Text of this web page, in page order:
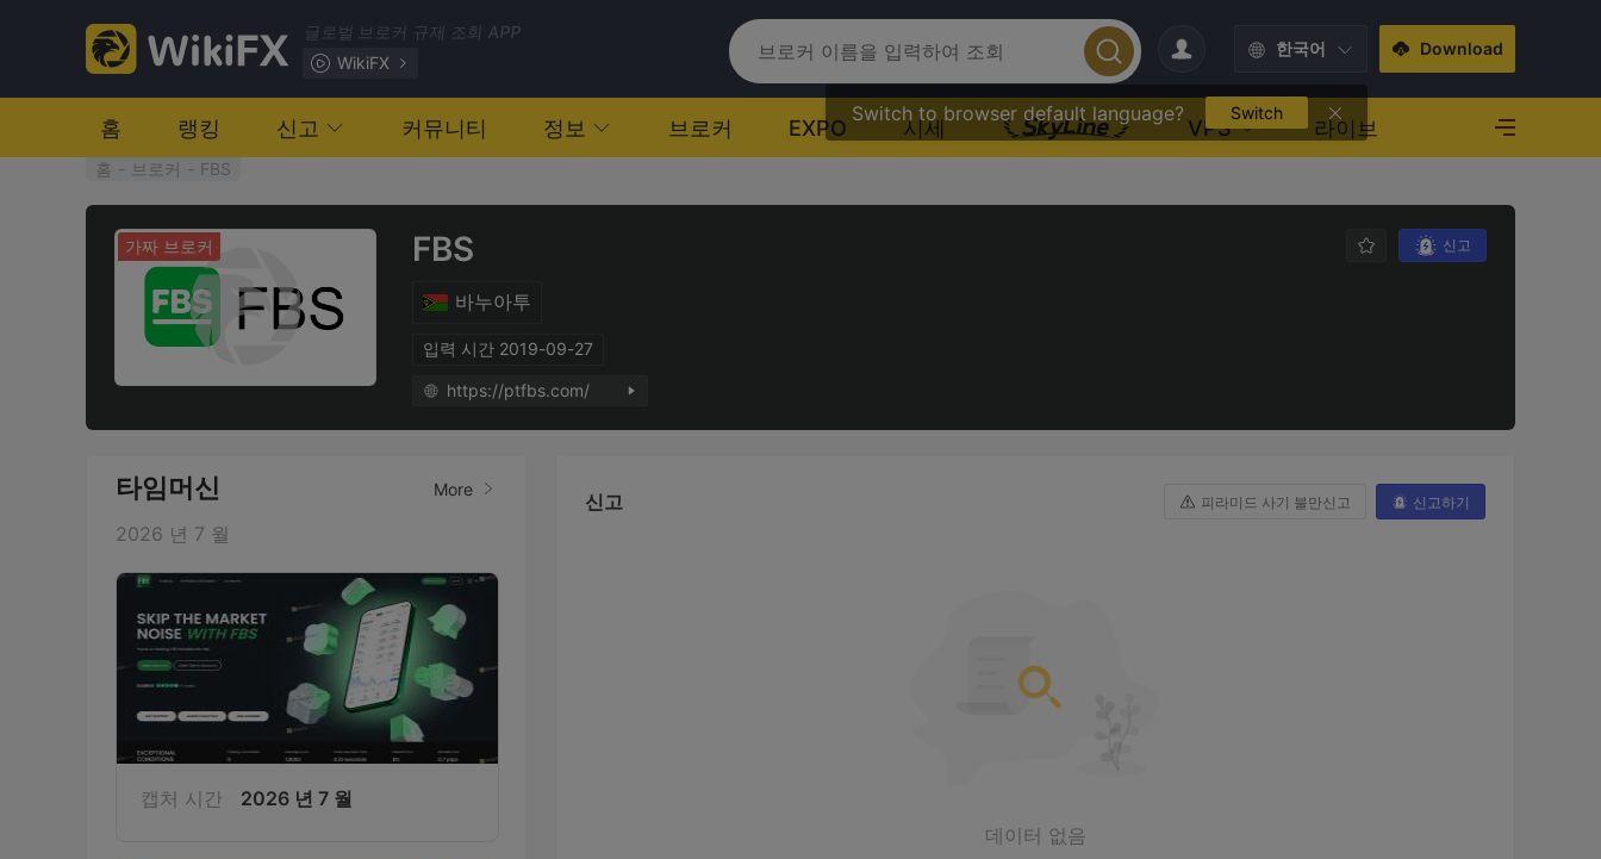
글로벌 브로커 규제 조회 APP
WikiFX
한국어
Switch to browser default language? Switch
Download
홈 랭킹 신고 커뮤니티 정보 브로커 EXPO 시세 VPS 라이브
홈 - 브로커 - FBS
가짜 브로커 FBS
바누아투
입력 시간 2019-09-27
https://ptfbs.com/
신고
타임머신 More
2026 년 7 월
캡처 시간 2026 년 7 월
신고 피라미드 사기 불만신고 신고하기
데이터 없음